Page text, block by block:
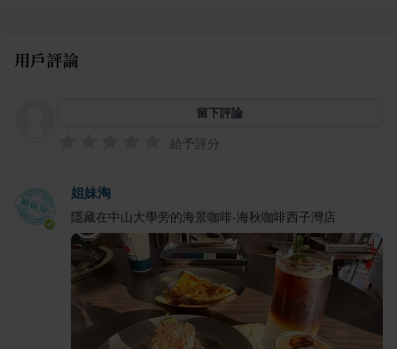
用戶評論
留下評論
給予評分
姐妹淘
隱藏在中山大學旁的海景咖啡-海秋咖啡西子灣店